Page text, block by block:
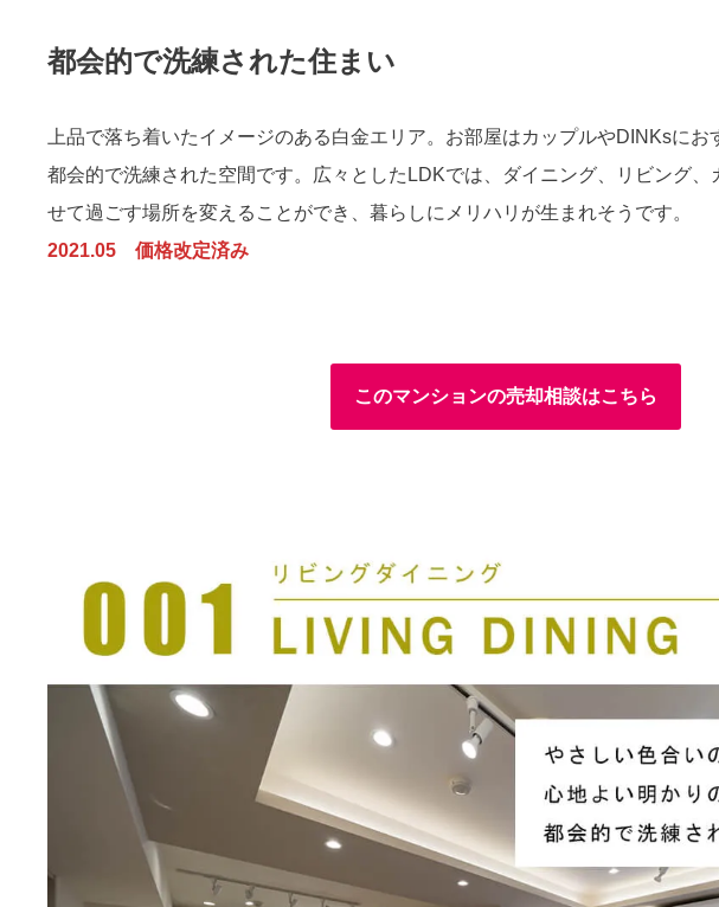
都会的で洗練された住まい
上品で落ち着いたイメージのある白金エリア。お部屋はカップルやDINKsにお
都会的で洗練された空間です。広々としたLDKでは、ダイニング、リビング、
せて過ごす場所を変えることができ、暮らしにメリハリが生まれそうです。
2021.05 価格改定済み
このマンションの売却相談はこちら